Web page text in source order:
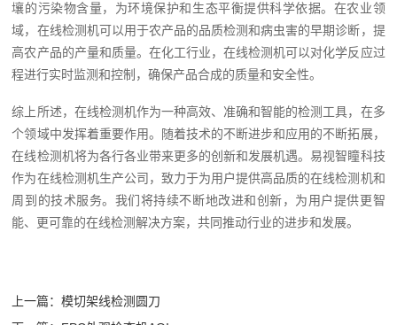
壤的污染物含量，为环境保护和生态平衡提供科学依据。在农业领
域，在线检测机可以用于农产品的品质检测和病虫害的早期诊断，提
高农产品的产量和质量。在化工行业，在线检测机可以对化学反应过
程进行实时监测和控制，确保产品合成的质量和安全性。
综上所述，在线检测机作为一种高效、准确和智能的检测工具，在多
个领域中发挥着重要作用。随着技术的不断进步和应用的不断拓展，
在线检测机将为各行各业带来更多的创新和发展机遇。易视智瞳科技
作为在线检测机生产公司，致力于为用户提供高品质的在线检测机和
周到的技术服务。我们将持续不断地改进和创新，为用户提供更智
能、更可靠的在线检测解决方案，共同推动行业的进步和发展。
上一篇：模切架线检测圆刀